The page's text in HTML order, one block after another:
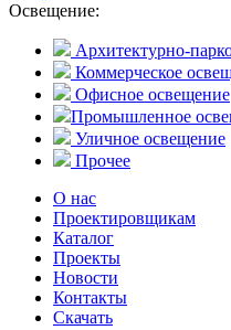
Освещение:
Архитектурно-
Коммерческое
Офисное освещение
Промышленное
Уличное освещение
Прочее
О нас
Проектировщикам
Каталог
Проекты
Новости
Контакты
Скачать